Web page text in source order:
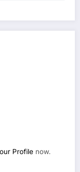
Profile now.